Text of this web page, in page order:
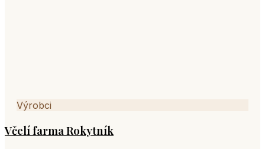
Výrobci
Včelí farma Rokytník